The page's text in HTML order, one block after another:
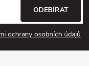
ochrany osobních údajů
ODEBÍRAT